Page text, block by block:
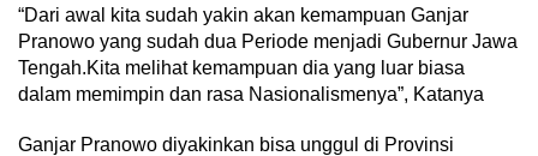
“Dari awal kita sudah yakin akan kemampuan Ganjar
Pranowo yang sudah dua Periode menjadi Gubernur Jawa
Tengah.Kita melihat kemampuan dia yang luar biasa
dalam memimpin dan rasa Nasionalismenya”, Katanya
Ganjar Pranowo diyakinkan bisa unggul di Provinsi